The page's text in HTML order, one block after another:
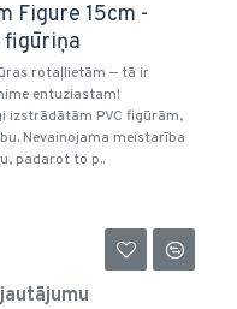
Figure 15cm -
figūriņa
rotaļlietām — tā ir
entuziastam!
izstrādātām PVC figūrām,
Nevainojama meistarība
padarot to p..